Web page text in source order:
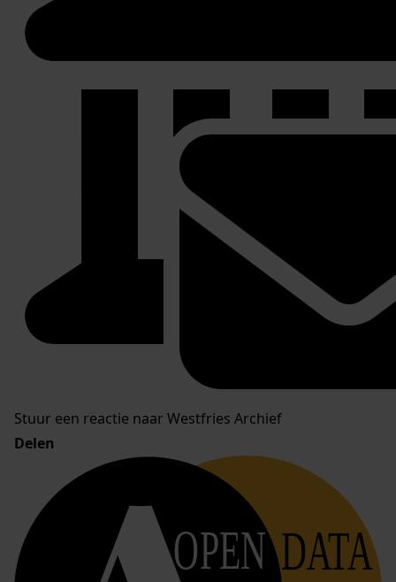
Stuur een reactie naar Westfries Archief
Delen
OPEN DATA